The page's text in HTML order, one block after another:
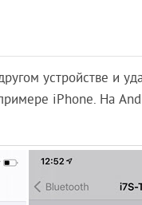
устройстве и
iPhone. На